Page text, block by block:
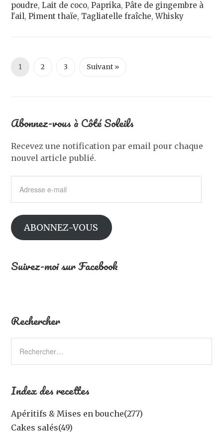
poudre,Lait de coco,Paprika,Pâte de gingembre à
l'ail,Piment thaïe, Tagliatelle fraîche,Whisky
1 2 3 Suivant »
Abonnez-vous à Côté Soleils
Recevez une notification par email pour chaque
nouvel article publié.
mail
ABONNEZ-VOUS
Suivez-moi sur Facebook
Rechercher
Index des recettes
Apéritifs & Mises en bouche(277)
Cakes salés(49)